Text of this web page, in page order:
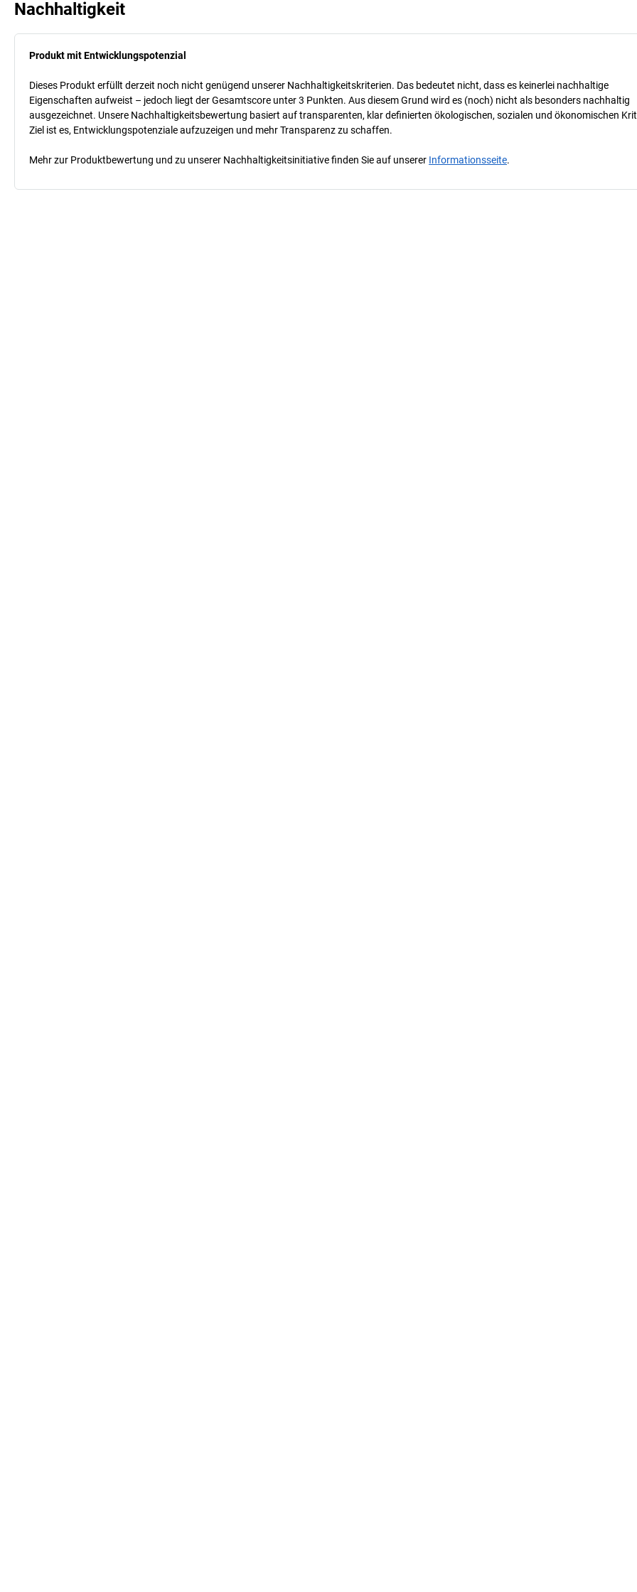
Nachhaltigkeit
Produkt mit Entwicklungspotenzial
Dieses Produkt erfüllt derzeit noch nicht genügend unserer Nachhaltigkeitskriterien. Das bedeutet nicht, dass es keinerlei nachhaltige
Eigenschaften aufweist – jedoch liegt der Gesamtscore unter 3 Punkten. Aus diesem Grund wird es (noch) nicht als besonders nachhaltig
ausgezeichnet. Unsere Nachhaltigkeitsbewertung basiert auf transparenten, klar definierten ökologischen, sozialen und ökonomischen
Ziel ist es, Entwicklungspotenziale aufzuzeigen und mehr Transparenz zu schaffen.
Mehr zur Produktbewertung und zu unserer Nachhaltigkeitsinitiative finden Sie auf unserer Informationsseite.